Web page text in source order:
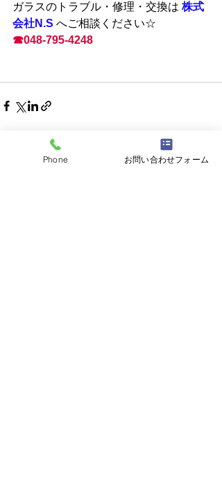
ガラスのトラブル・修理・交換は 株式
会社N.S へご相談ください☆
☎048-795-4248
最新記事Phone お問い合わせフォーム